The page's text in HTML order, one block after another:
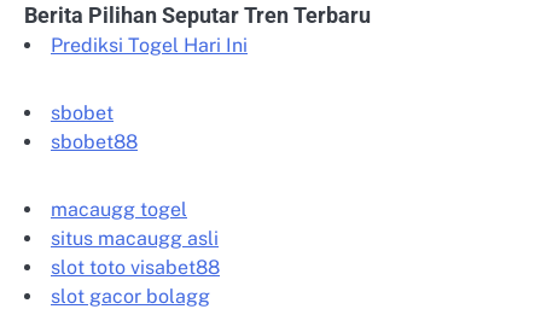
Berita Pilihan Seputar Tren Terbaru
Prediksi Togel Hari Ini
sbobet
sbobet88
macaugg togel
situs macaugg asli
slot toto visabet88
slot gacor bolagg